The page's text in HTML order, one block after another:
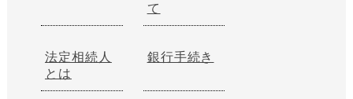
て
法定相続人
とは
銀行手続き